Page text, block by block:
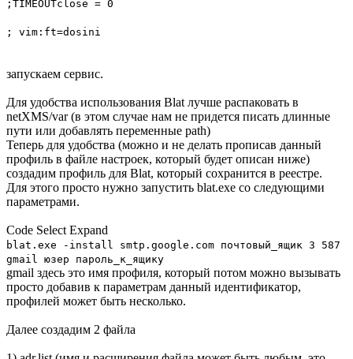
;TIMEOUTclose = 0
; vim:ft=dosini
запускаем сервис.
Для удобства использования Blat лучше распаковать в
netXMS/var (в этом случае нам не придется писать длинные
пути или добавлять переменные path)
Теперь для удобства (можно и не делать прописав данный
профиль в файле настроек, который будет описан ниже)
создадим профиль для Blat, который сохранится в реестре.
Для этого просто нужно запустить blat.exe со следующими
параметрами.
Code Select Expand
blat.exe -install smtp.google.com почтовый_ящик 3 587
gmail юзер пароль_к_ящику
gmail здесь это имя профиля, который потом можно вызывать
просто добавив к параметрам данный идентификатор,
профилей может быть несколько.
Далее создадим 2 файла